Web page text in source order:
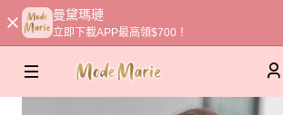
曼黛瑪璉
立即下載APP最高領$700！